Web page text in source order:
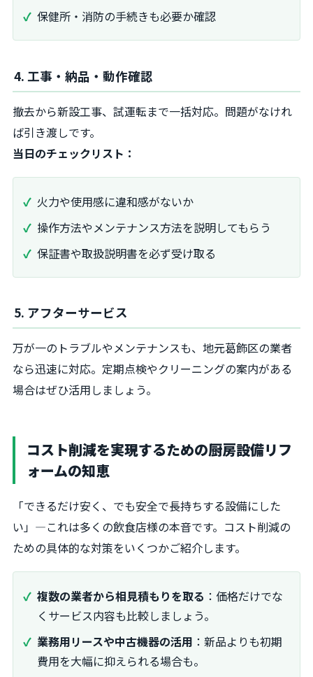
保健所・消防の手続きも必要か確認
4. 工事・納品・動作確認
撤去から新設工事、試運転まで一括対応。問題がなけれ
ば引き渡しです。
当日のチェックリスト：
火力や使用感に違和感がないか
操作方法やメンテナンス方法を説明してもらう
保証書や取扱説明書を必ず受け取る
5. アフターサービス
万が一のトラブルやメンテナンスも、地元葛飾区の業者
なら迅速に対応。定期点検やクリーニングの案内がある
場合はぜひ活用しましょう。
コスト削減を実現するための厨房設備リフ
ォームの知恵
「できるだけ安く、でも安全で長持ちする設備にした
い」―これは多くの飲食店様の本音です。コスト削減の
ための具体的な対策をいくつかご紹介します。
複数の業者から相見積もりを取る ：価格だけでな
くサービス内容も比較しましょう。
業務用リースや中古機器の活用 ：新品よりも初期
費用を大幅に抑えられる場合も。